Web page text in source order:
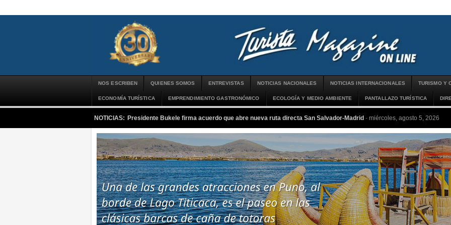
NOS ESCRIBEN QUIENES SOMOS ENTREVISTAS NOTICIAS NACIONALES NOTICIAS INTERNACIONALES TURISMO Y
ECONOMÍA TURÍSTICA EMPRENDIMIENTO GASTRONÓMICO ECOLOGÍA Y MEDIO AMBIENTE PANTALLAZO TURÍSTICA
NOTICIAS: Presidente Bukele firma acuerdo que abre nueva ruta directa San Salvador-Madrid - miércoles, agosto 5, 2026